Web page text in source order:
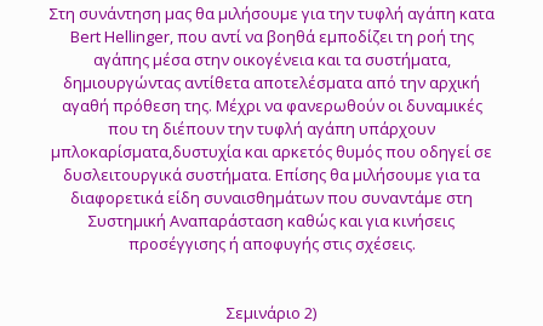
Στη συνάντηση μας θα μιλήσουμε για την τυφλή αγάπη κατα
Bert Hellinger, που αντί να βοηθά εμποδίζει τη ροή της
αγάπης μέσα στην οικογένεια και τα συστήματα,
δημιουργώντας αντίθετα αποτελέσματα από την αρχική
αγαθή πρόθεση της. Μέχρι να φανερωθούν οι δυναμικές
που τη διέπουν την τυφλή αγάπη υπάρχουν
μπλοκαρίσματα,δυστυχία και αρκετός θυμός που οδηγεί σε
δυσλειτουργικά συστήματα. Επίσης θα μιλήσουμε για τα
διαφορετικά είδη συναισθημάτων που συναντάμε στη
Συστημική Αναπαράσταση καθώς και για κινήσεις
προσέγγισης ή αποφυγής στις σχέσεις.
Σεμινάριο 2)